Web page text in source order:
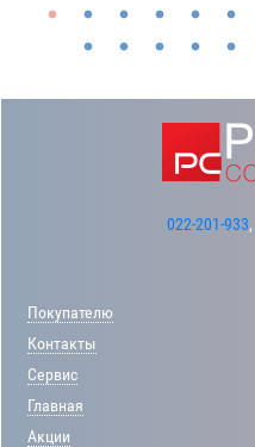
022-201-933,
Покупателю
Контакты
Сервис
Главная
Акции